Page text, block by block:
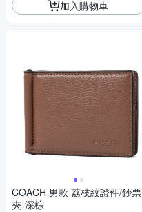
加入購物車
COACH 男款 荔枝紋證件/鈔票
夾-深棕